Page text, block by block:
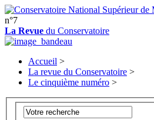
n°7
La Revue du Conservatoire
Accueil >
La revue du Conservatoire >
Le cinquième numéro >